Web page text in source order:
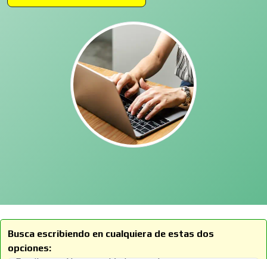
Busca escribiendo en cualquiera de estas dos
opciones: